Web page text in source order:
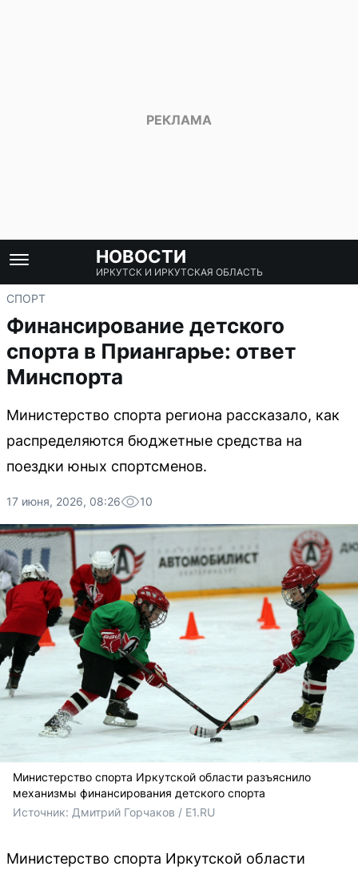
НОВОСТИ
ИРКУТСК И ИРКУТСКАЯ ОБЛАСТЬ
СПОРТ
Финансирование детского
спорта в Приангарье: ответ
Минспорта
Министерство спорта региона рассказало, как
распределяются бюджетные средства на
поездки юных спортсменов.
17 июня, 2026, 08:26 10
Министерство спорта Иркутской области разъяснило
механизмы финансирования детского спорта
Источник: Дмитрий Горчаков / E1.RU
Министерство спорта Иркутской области